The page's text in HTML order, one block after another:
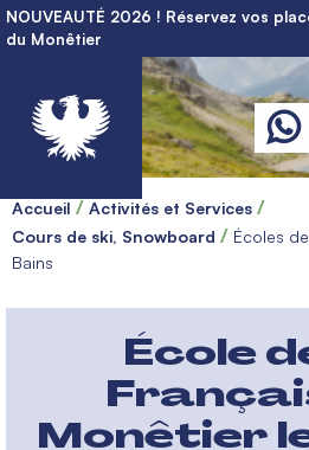
NOUVEAUTÉ 2026 ! Réservez vos
du Monêtier
Accueil
Activités et Services
Cours de ski, Snowboard
Écoles
Bains
École
Monêtier